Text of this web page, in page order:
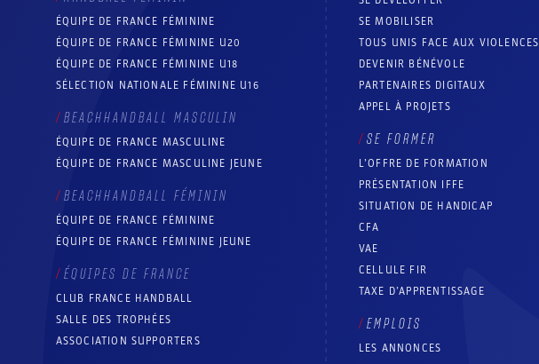
ÉQUIPE DE FRANCE FÉMININE
ÉQUIPE DE FRANCE FÉMININE U20
ÉQUIPE DE FRANCE FÉMININE U18
SÉLECTION NATIONALE FÉMININE U16
BEACHHANDBALL MASCULIN
ÉQUIPE DE FRANCE MASCULINE
ÉQUIPE DE FRANCE MASCULINE JEUNE
BEACHHANDBALL FÉMININ
ÉQUIPE DE FRANCE FÉMININE
ÉQUIPE DE FRANCE FÉMININE JEUNE
ÉQUIPES DE FRANCE
CLUB FRANCE HANDBALL
SALLE DES TROPHÉES
ASSOCIATION SUPPORTERS
SE MOBILISER
TOUS UNIS FACE AUX VIOLENCES
DEVENIR BÉNÉVOLE
PARTENAIRES DIGITAUX
APPEL À PROJETS
SE FORMER
L’OFFRE DE FORMATION
PRÉSENTATION IFFE
SITUATION DE HANDICAP
CFA
VAE
CELLULE FIR
TAXE D’APPRENTISSAGE
EMPLOIS
LES ANNONCES